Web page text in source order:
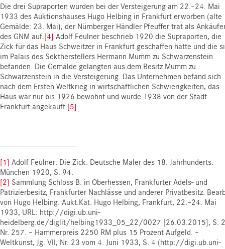
Die drei Supraporten wurden bei der Versteigerung am 22.–24. Mai
1933 des Auktionshauses Hugo Helbing in Frankfurt erworben (alte
Gemälde: 23. Mai), der Nürnberger Händler Pfeuffer trat als
des GNM auf. [4] Adolf Feulner beschrieb 1920 die Supraporten, die
Zick für das Haus Schweitzer in Frankfurt geschaffen hatte und die
im Palais des Sektherstellers Hermann Mumm zu Schwarzenstein
befanden. Die Gemälde gelangten aus dem Besitz Mumm zu
Schwarzenstein in die Versteigerung. Das Unternehmen befand sich
nach dem Ersten Weltkrieg in wirtschaftlichen Schwierigkeiten, das
Haus war nur bis 1926 bewohnt und wurde 1938 von der Stadt
Frankfurt angekauft. [5]
[1] Adolf Feulner: Die Zick. Deutsche Maler des 18. Jahrhunderts.
München 1920, S. 94.
[2] Sammlung Schloss B. in Oberhessen, Frankfurter Adels- und
Patrizierbesitz, Frankfurter Nachlässe und anderer Privatbesitz.
von Hugo Helbing. Aukt.Kat. Hugo Helbing, Frankfurt, 22.–24. Mai
1933, URL: http://digi.ub.uni-
heidelberg.de/diglit/helbing1933_05_22/0027 [26.03.2015], S.
Nr. 257. – Hammerpreis 2250 RM plus 15 Prozent Aufgeld. –
Weltkunst, Jg. VII, Nr. 23 vom 4. Juni 1933, S. 4 (http://digi.ub.uni-